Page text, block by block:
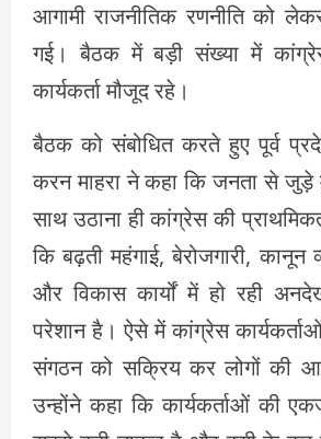
आगामी राजनीतिक रणनीति को
गई। बैठक में बड़ी संख्या में कांग्रेस
कार्यकर्ता मौजूद रहे।
बैठक को संबोधित करते हुए पूर्व
करन माहरा ने कहा कि जनता से जुड़े
साथ उठाना ही कांग्रेस की
कि बढ़ती महंगाई, बेरोजगारी, कानून
और विकास कार्यों में हो रही
परेशान है। ऐसे में कांग्रेस
संगठन को सक्रिय कर लोगों की
उन्होंने कहा कि कार्यकर्ताओं की